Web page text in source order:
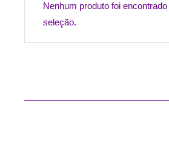
Nenhum produto foi
seleção.